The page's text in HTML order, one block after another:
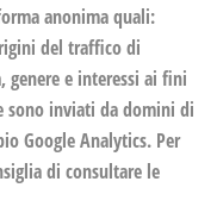
anonima quali:
del traffico di
genere e interessi ai fini
sono inviati da domini di
Google Analytics. Per
di consultare le